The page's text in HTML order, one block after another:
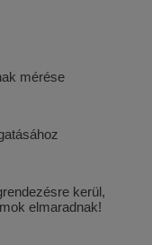
mérése
kerül,
elmaradnak!